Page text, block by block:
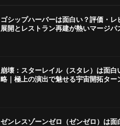
ゴシップハーバーは面白い？評価・レ
展開とレストラン再建が熱いマージパ
崩壊：スターレイル（スタレ）は面
略｜極上の演出で魅せる宇宙開拓ター
ゼンレスゾーンゼロ（ゼンゼロ）は面